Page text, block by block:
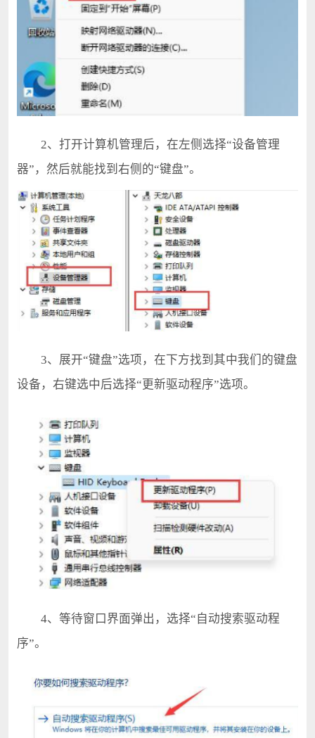
2、打开计算机管理后，在左侧选择“设备管理
器”，然后就能找到右侧的“键盘”。
3、展开“键盘”选项，在下方找到其中我们的键盘
设备，右键选中后选择“更新驱动程序”选项。
4、等待窗口界面弹出，选择“自动搜索驱动程
序”。